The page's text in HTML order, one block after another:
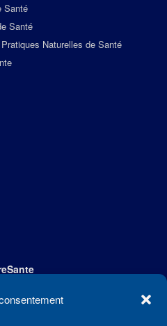
Santé
Santé
Naturelles de Santé